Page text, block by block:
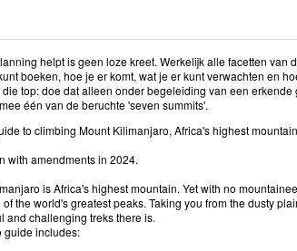
helpt is geen loze kreet. Werkelijk alle facetten
boeken, hoe je er komt, wat je er kunt verwachten en
top: doe dat alleen onder begeleiding van een
één van de beruchte 'seven summits'.
to climbing Mount Kilimanjaro, Africa's highest
with amendments in 2024.
is Africa's highest mountain. Yet with no
the world's greatest peaks. Taking you from the dusty
and challenging treks there is.
guide includes: